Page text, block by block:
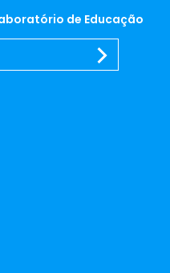
de Educação